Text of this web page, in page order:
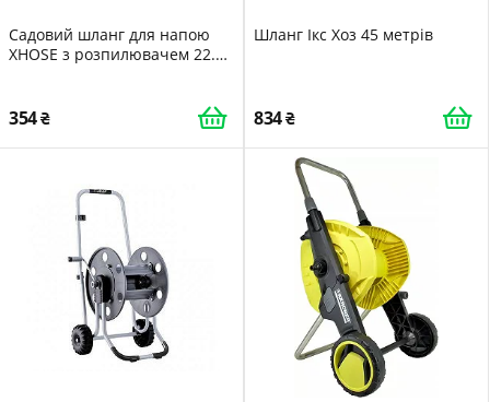
Садовий шланг для напою
XHOSE з розпилювачем 22.5
354
Шланг Ікс Хоз 45 метрів
834